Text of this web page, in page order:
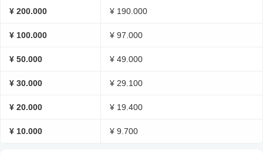
¥ 200.000 ¥ 190.000
¥ 100.000 ¥ 97.000
¥ 50.000 ¥ 49.000
¥ 30.000 ¥ 29.100
¥ 20.000 ¥ 19.400
¥ 10.000 ¥ 9.700